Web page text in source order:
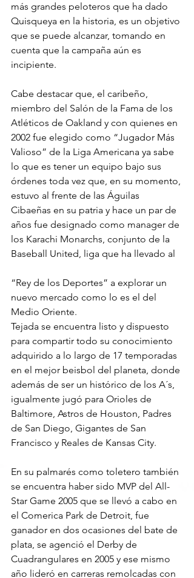
más grandes peloteros que ha dado
Quisqueya en la historia, es un objetivo
que se puede alcanzar, tomando en
cuenta que la campaña aún es
incipiente.
Cabe destacar que, el caribeño,
miembro del Salón de la Fama de los
Atléticos de Oakland y con quienes en
2002 fue elegido como “Jugador Más
Valioso” de la Liga Americana ya sabe
lo que es tener un equipo bajo sus
órdenes toda vez que, en su momento,
estuvo al frente de las Águilas
Cibaeñas en su patria y hace un par de
años fue designado como manager de
los Karachi Monarchs, conjunto de la
Baseball United, liga que ha llevado al
“Rey de los Deportes” a explorar un
nuevo mercado como lo es el del
Medio Oriente.
Tejada se encuentra listo y dispuesto
para compartir todo su conocimiento
adquirido a lo largo de 17 temporadas
en el mejor beisbol del planeta, donde
además de ser un histórico de los A´s,
igualmente jugó para Orioles de
Baltimore, Astros de Houston, Padres
de San Diego, Gigantes de San
Francisco y Reales de Kansas City.
En su palmarés como toletero también
se encuentra haber sido MVP del All-
Star Game 2005 que se llevó a cabo en
el Comerica Park de Detroit, fue
ganador en dos ocasiones del bate de
plata, se agenció el Derby de
Cuadrangulares en 2005 y ese mismo
año lideró en carreras remolcadas con